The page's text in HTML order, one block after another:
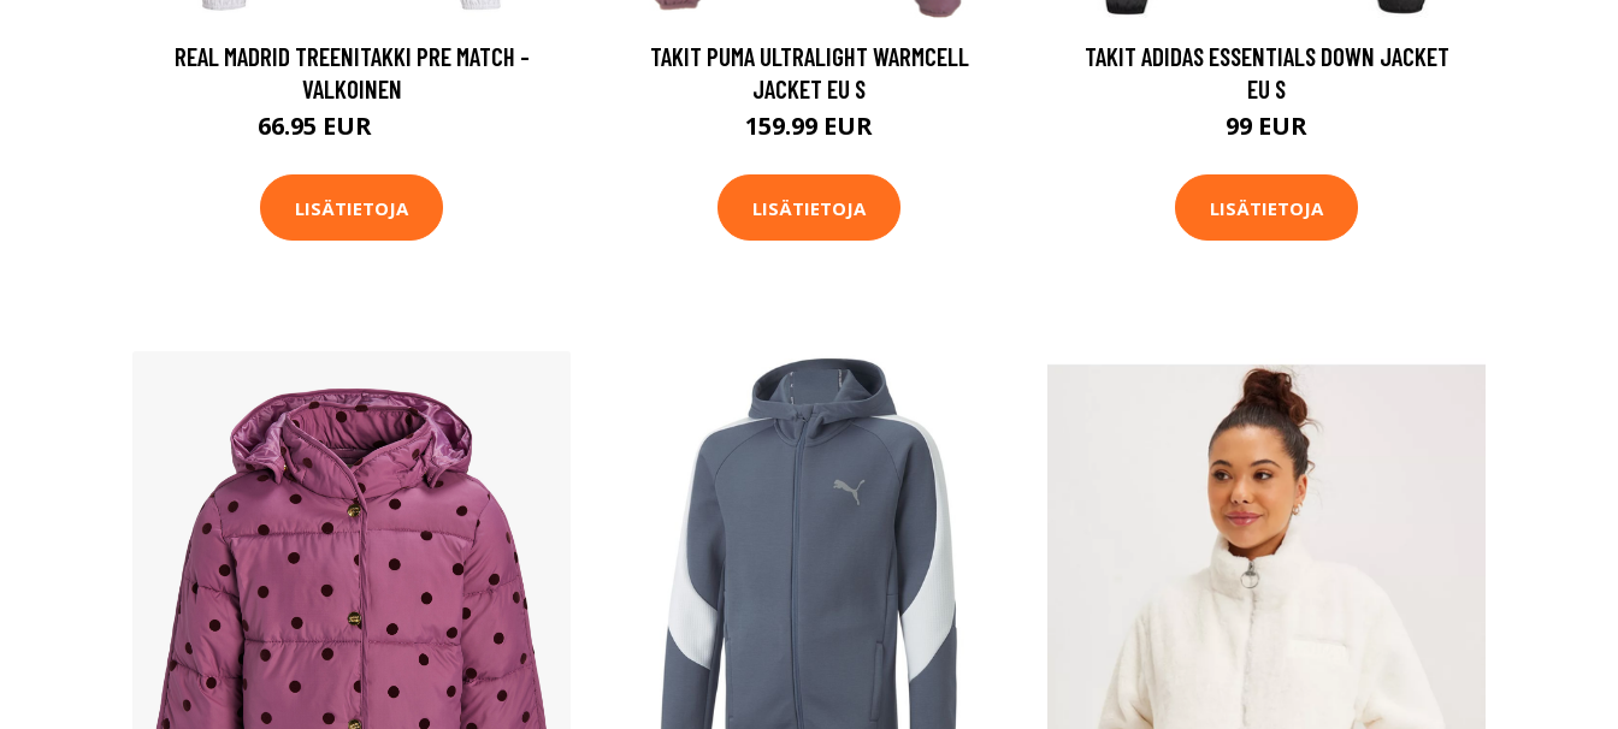
REAL MADRID TREENITAKKI PRE MATCH -
VALKOINEN
66.95 EUR
LISÄTIETOJA
TAKIT PUMA ULTRALIGHT WARMCELL
JACKET EU S
159.99 EUR
LISÄTIETOJA
TAKIT ADIDAS ESSENTIALS DOWN JACKET
EU S
99 EUR
LISÄTIETOJA